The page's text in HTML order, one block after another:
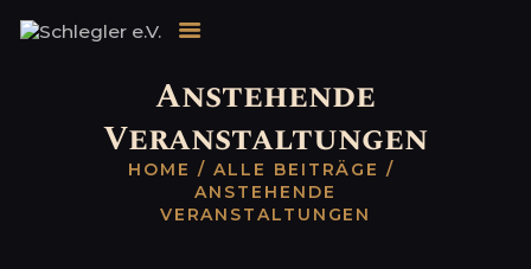
Anstehende
Veranstaltungen
HOME
ALLE BEITRÄGE
ANSTEHENDE
VERANSTALTUNGEN
STARTSEITE
VERANSTALTUNGEN
ÜBER UNS
DIE
JUGENDSCHLEGLER
DER KRONPRINZ